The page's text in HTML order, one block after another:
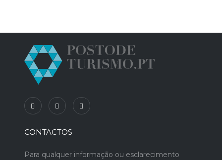
CONTACTOS
Para qualquer informação ou esclarecimento